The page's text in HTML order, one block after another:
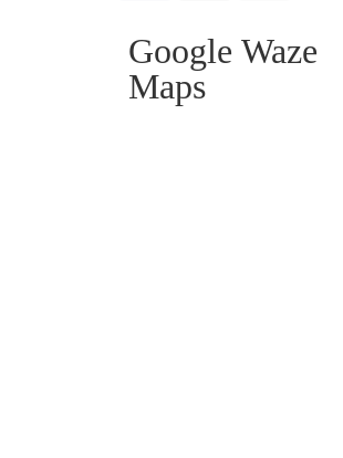
Google
Maps
Waze